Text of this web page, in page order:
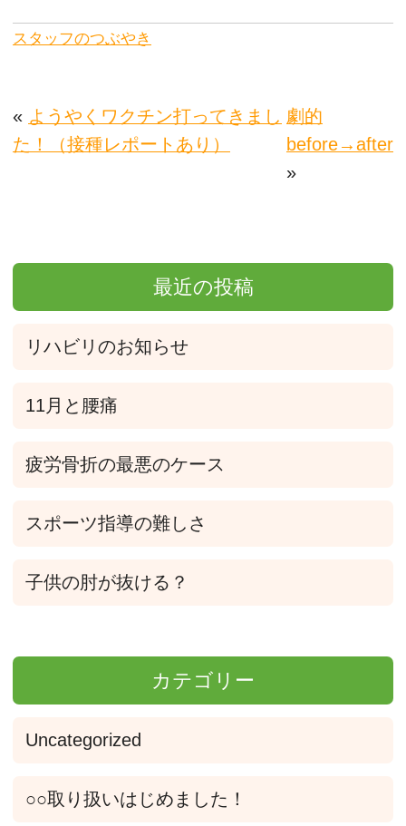
スタッフのつぶやき
« ようやくワクチン打ってきまし
た！（接種レポートあり）
劇的
before→after
»
最近の投稿
リハビリのお知らせ
11月と腰痛
疲労骨折の最悪のケース
スポーツ指導の難しさ
子供の肘が抜ける？
カテゴリー
Uncategorized
○○取り扱いはじめました！